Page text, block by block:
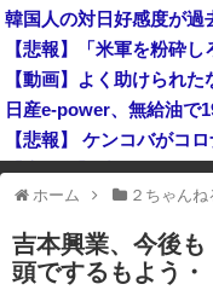
一部のコンテンツが表示さ
たりする場合があります。
ホーム ２ちゃん
吉本興業、今後も
頭でするもよう・